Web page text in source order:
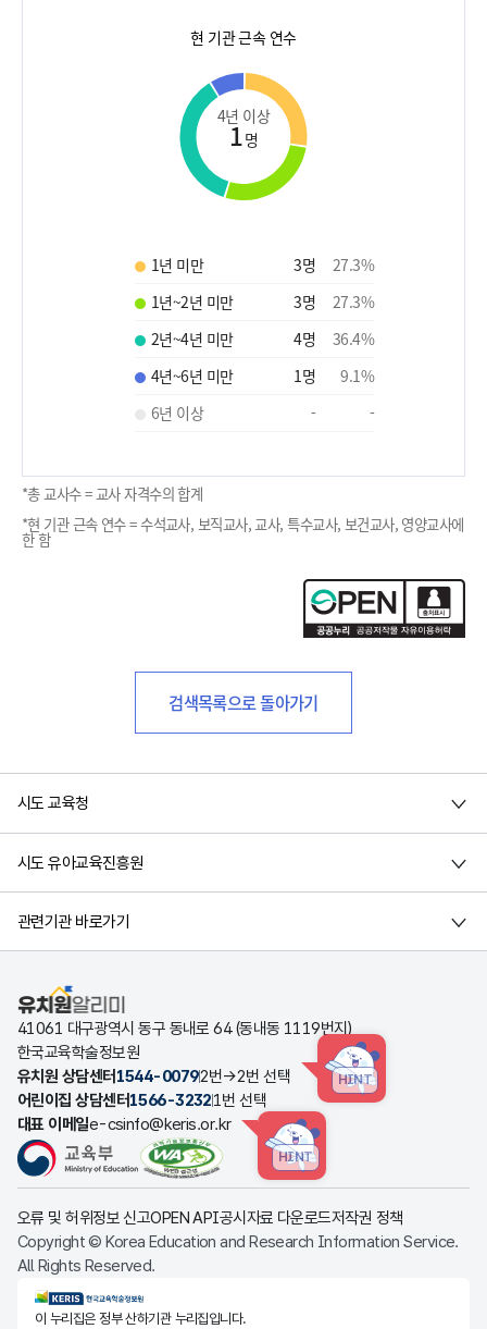
현 기관 근속 연수
4년 이상
1명
1년 미만 3명 27.3%
1년~2년 미만
3명 27.3%
2년~4년 미만
4명 36.4%
4년~6년 미만
1명 9.1%
6년 이상
- -
*총 교사수 = 교사 자격수의 합계
*현 기관 근속 연수 = 수석교사, 보직교사, 교사, 특수교사, 보건교사, 영양교사에
한 함
검색목록으로 돌아가기
시도 교육청
시도 유아교육진흥원
관련기관 바로가기
유치원알리미
41061 대구광역시 동구 동내로 64 (동내동 1119번지)
한국교육학술정보원
유치원 상담센터 1544-00792번→2번 선택 HINT
어린이집 상담센터1566-32321번 선택
대표 이메일e-csinfo@keris.or.kr
HINT
오류 및 허위정보 신고OPEN API공시자료 다운로드저작권 정책
Copyright © Korea Education and Research Information Service.
All Rights Reserved.
KERIS한국교육학술정보원
이 누리집은 정부 산하기관 누리집입니다.